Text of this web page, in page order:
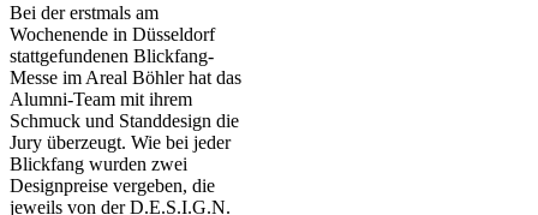
Bei der erstmals am
Wochenende in Düsseldorf
stattgefundenen Blickfang-
Messe im Areal Böhler hat das
Alumni-Team mit ihrem
Schmuck und Standdesign die
Jury überzeugt. Wie bei jeder
Blickfang wurden zwei
Designpreise vergeben, die
jeweils von der D.E.S.I.G.N.